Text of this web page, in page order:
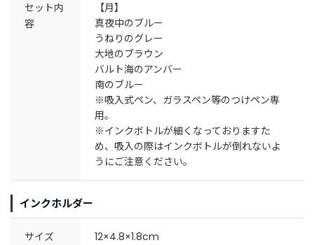
セット内
容
【月】
真夜中のブルー
うねりのグレー
大地のブラウン
バルト海のアンバー
南のブルー
※吸入式ペン、ガラスペン等のつけペン専
用。
※インクボトルが細くなっておりますた
め、吸入の際はインクボトルが倒れないよ
うにご注意ください。
インクホルダー
サイズ 12×4.8×1.8cm